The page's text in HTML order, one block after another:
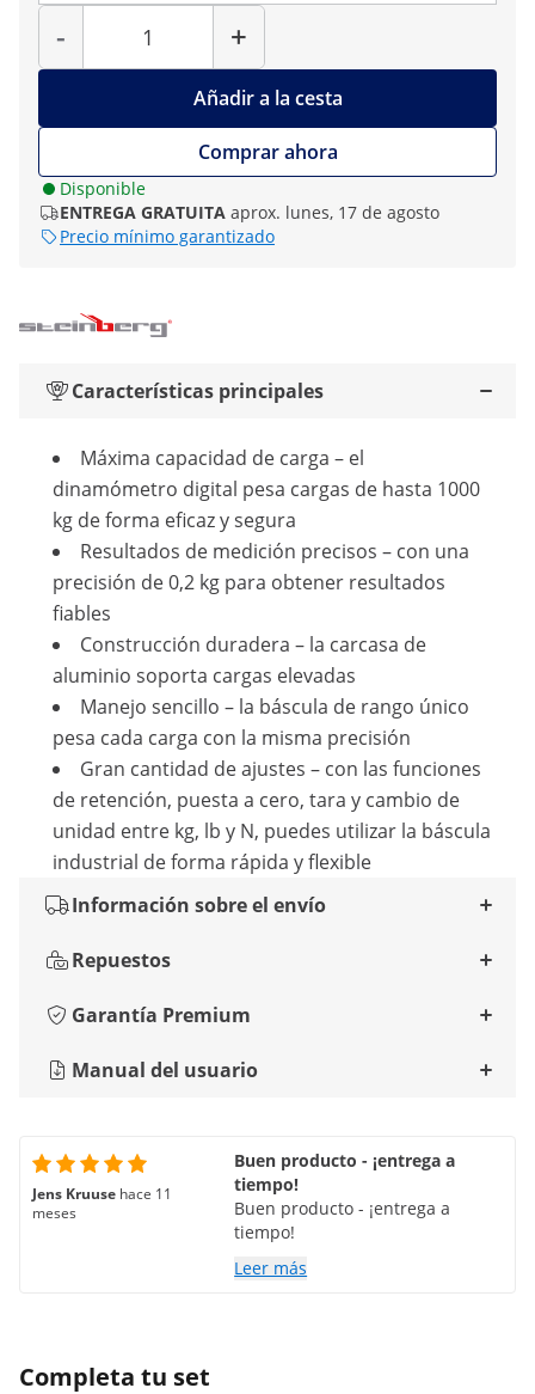
-
Cantidad
+
Añadir a la cesta
Comprar ahora
Disponible
ENTREGA GRATUITA aprox. lunes, 17 de agosto
Precio mínimo garantizado
Características principales
Máxima capacidad de carga – el
dinamómetro digital pesa cargas de hasta 1000
kg de forma eficaz y segura
Resultados de medición precisos – con una
precisión de 0,2 kg para obtener resultados
fiables
Construcción duradera – la carcasa de
aluminio soporta cargas elevadas
Manejo sencillo – la báscula de rango único
pesa cada carga con la misma precisión
Gran cantidad de ajustes – con las funciones
de retención, puesta a cero, tara y cambio de
unidad entre kg, lb y N, puedes utilizar la báscula
industrial de forma rápida y flexible
Información sobre el envío
Repuestos
Garantía Premium
Manual del usuario
Jens Kruuse hace 11
meses
Buen producto - ¡entrega a
tiempo!
Buen producto - ¡entrega a
tiempo!
Leer más
Completa tu set